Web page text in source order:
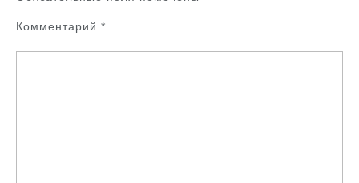
Комментарий *